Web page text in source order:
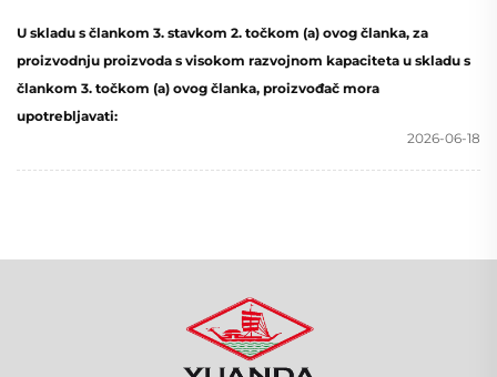
U skladu s člankom 3. stavkom 2. točkom (a) ovog članka, za
proizvodnju proizvoda s visokom razvojnom kapaciteta u skladu s
člankom 3. točkom (a) ovog članka, proizvođač mora
upotrebljavati:
2026-06-18